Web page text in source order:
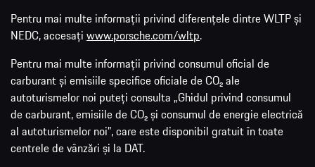
Pentru mai multe informații privind diferențele dintre WLTP și
NEDC, accesați www.porsche.com/wltp.
Pentru mai multe informații privind consumul oficial de
carburant și emisiile specifice oficiale de CO₂ ale
autoturismelor noi puteți consulta „Ghidul privind consumul
de carburant, emisiile de CO₂ și consumul de energie electrică
al autoturismelor noi”, care este disponibil gratuit în toate
centrele de vânzări și la DAT.